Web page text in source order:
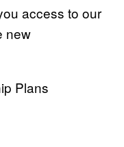
access to our
new
Plans